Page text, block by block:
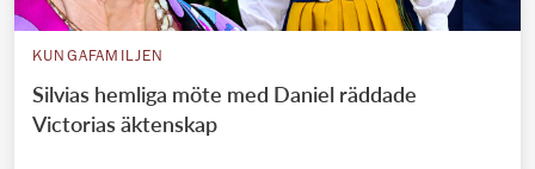
KUNGAFAMILJEN
Silvias hemliga möte med Daniel räddade
Victorias äktenskap